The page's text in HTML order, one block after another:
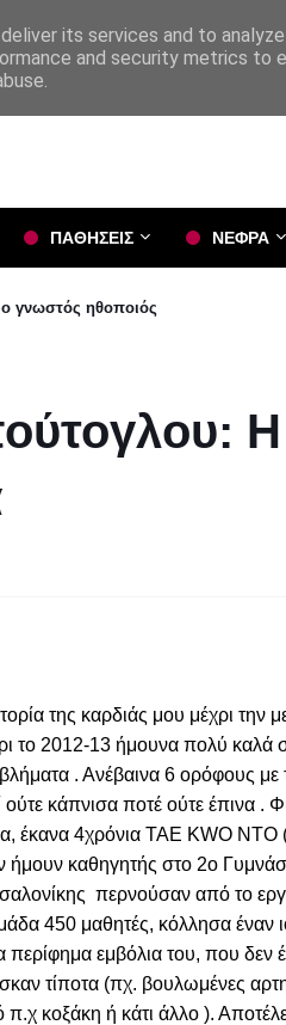
ΠΑΘΗΣΕΙΣ ΝΕΦΡΑ
γνωστός ηθοποιός
Η
της καρδιάς μου μέχρι την
το 2012-13 ήμουνα πολύ καλά
. Ανέβαινα 6 ορόφους με
ούτε κάπνισα ποτέ ούτε έπινα .
έκανα 4χρόνια TAE KWO
ήμουν καθηγητής στο 2ο
περνούσαν από το
450 μαθητές, κόλλησα έναν
περίφημα εμβόλια του, που δεν
τίποτα (πχ. βουλωμένες
π.χ κοξάκη ή κάτι άλλο ).
its services and to
and security metrics to